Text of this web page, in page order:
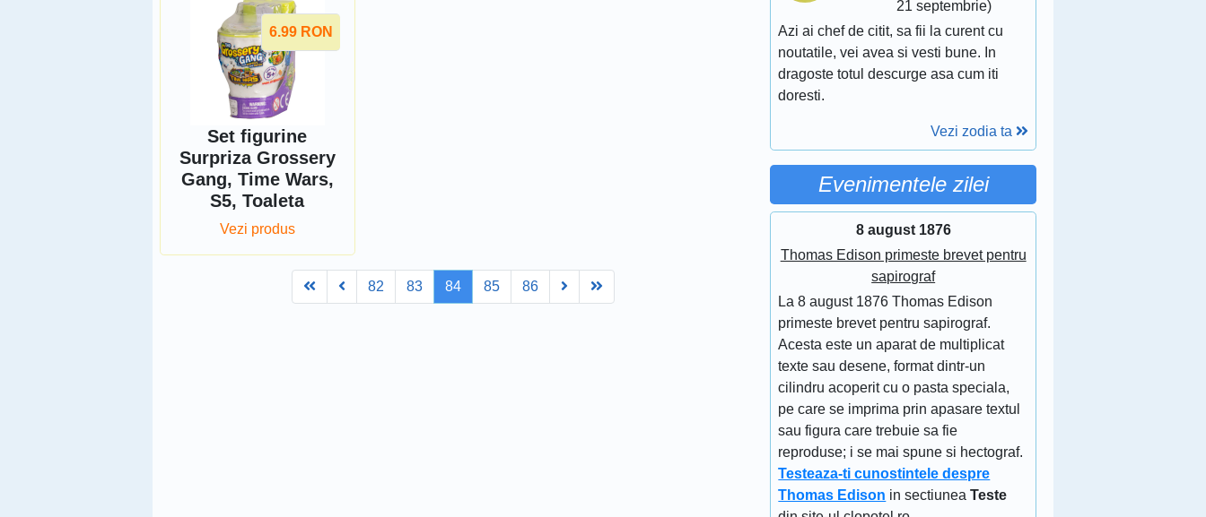
6.99 RON
Set figurine
Surpriza Grossery
Gang, Time Wars,
S5, Toaleta
Vezi produs
FirstPrev82 83 84 85 86 Next Last
21 septembrie)
Azi ai chef de citit, sa fii la curent cu
noutatile, vei avea si vesti bune. In
dragoste totul descurge asa cum iti
doresti.
Vezi zodia ta
Evenimentele zilei
8 august 1876
Thomas Edison primeste brevet pentru
sapirograf
La 8 august 1876 Thomas Edison
primeste brevet pentru sapirograf.
Acesta este un aparat de multiplicat
texte sau desene, format dintr-un
cilindru acoperit cu o pasta speciala,
pe care se imprima prin apasare textul
sau figura care trebuie sa fie
reproduse; i se mai spune si hectograf.
Testeaza-ti cunostintele despre
Thomas Edison in sectiuneaTeste